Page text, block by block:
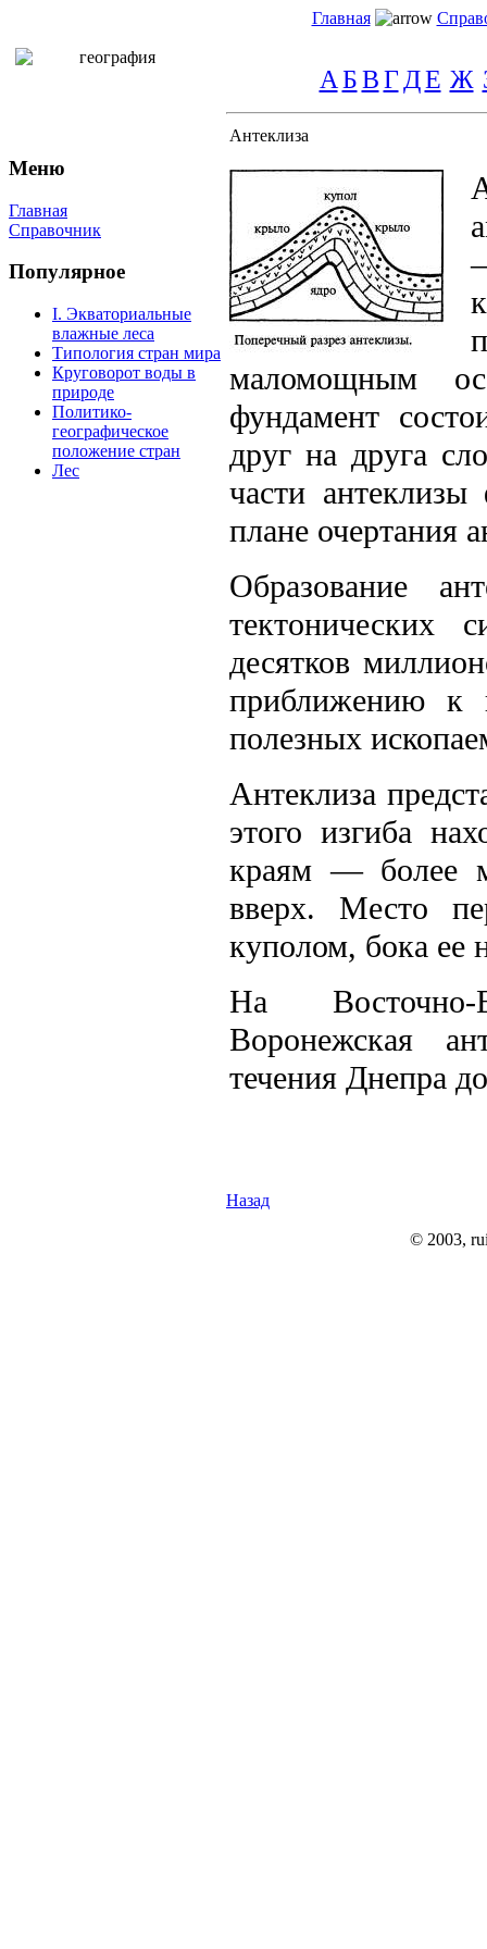
Главная
Меню
Главная
Справочник
Популярное
I. Экваториальные
влажные леса
Типология стран мира
Круговорот воды в
природе
Политико-
географическое
положение стран
Лес
А БВГ ДЕ Ж
Антеклиза
маломощным
фундамент
друг на друга
части
плане очертания
Образование
тектонических
десятков
приближению к
полезных
Антеклиза
этого изгиба
краям — более
вверх. Место
куполом, бока ее
На Восточно-
Воронежская
течения Днепра
Назад
© 2003,